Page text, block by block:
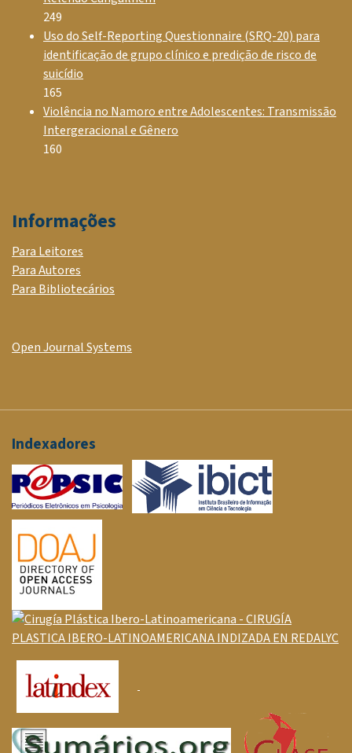
249
Uso do Self-Reporting Questionnaire (SRQ-20) para
identificação de grupo clínico e predição de risco de
suicídio
165
Violência no Namoro entre Adolescentes: Transmissão
Intergeracional e Gênero
160
Informações
Para Leitores
Para Autores
Para Bibliotecários
Open Journal Systems
Indexadores